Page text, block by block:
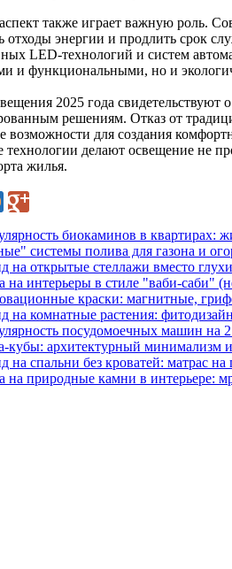
также играет важную роль.
отходы энергии и продлить срок
LED-технологий и систем
и функциональными, но и
2025 года
решениям. Отказ от
возможности для создания
делают освещение не
жилья.
биокаминов в квартирах:
системы полива для газона и
на открытые стеллажи вместо
на интерьеры в стиле "ваби-саби"
краски: магнитные,
на комнатные растения:
посудомоечных машин на
кубы: архитектурный минимализм
на спальни без кроватей: матрас
на природные камни в интерьере: